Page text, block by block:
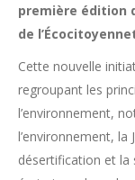
première édition
de
Cette nouvelle
regroupant les
l’environnement,
l’environnement,
désertification et la